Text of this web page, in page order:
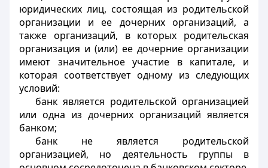
юридических лиц, состоящая из родительской
организации и ее дочерних организаций, а
также организаций, в которых родительская
организация и (или) ее дочерние организации
имеют значительное участие в капитале, и
которая соответствует одному из следующих
условий:
банк является родительской организацией
или одна из дочерних организаций является
банком;
банк не является родительской
организацией, но деятельность группы в